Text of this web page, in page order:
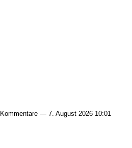
Kommentare — 7. August 2026 10:01